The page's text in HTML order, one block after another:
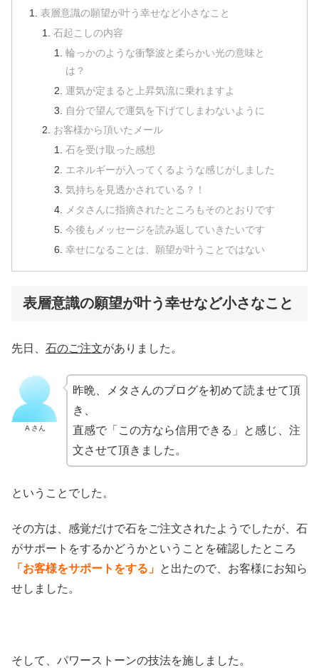
表層意識の願望が叶う幸せなど小さなこと
石起こしの内容
輪っかのような衝撃波と柔らかい光の意味と
は？
運気が定まると上昇気流に乗れますよ
自分で望んで運気を下げてしまわないように
お客様から頂いたメール
石を受け取った感想
エネルギーが入ってくるような感じがしました
気持ちを見透かされている？！
メタさんに指摘されたところもそのとおりです
今後もメッセージを読み返していきたいです
幸せになることは、願望が叶うことではない
表層意識の願望が叶う幸せなど小さなこと
先日、 石のご注文がありました。
A さん
昨晩、メタさんのブログを初めて読ませて頂
き、
直感で「この方なら信用できる」と感じ、注
文させて頂きました。
ということでした。
その方は、感覚だけで石をご注文されたようでしたが、石
がサポートをするかどうかということを確認したところ
「お客様をサポートをする」 と出たので、お客様にお知ら
せしました。
そして、パワーストーンの技法を施しました。